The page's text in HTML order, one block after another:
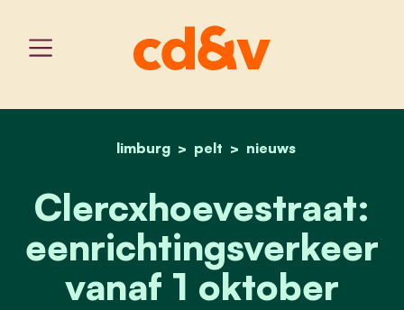
home
limburg pelt nieuws
clercxhoevestraat:
Clercxhoevestraat:
eenrichtingsverkeer
vanaf 1 oktober